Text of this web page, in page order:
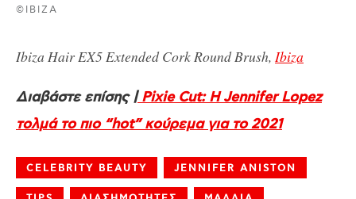
©IBIZA
Ibiza Hair EX5 Extended Cork Round Brush, Ibiza
Διαβάστε επίσης |Pixie Cut: H Jennifer Lopez
τολμά το πιο “hot” κούρεμα για το 2021
CELEBRITY BEAUTY JENNIFER ANISTON